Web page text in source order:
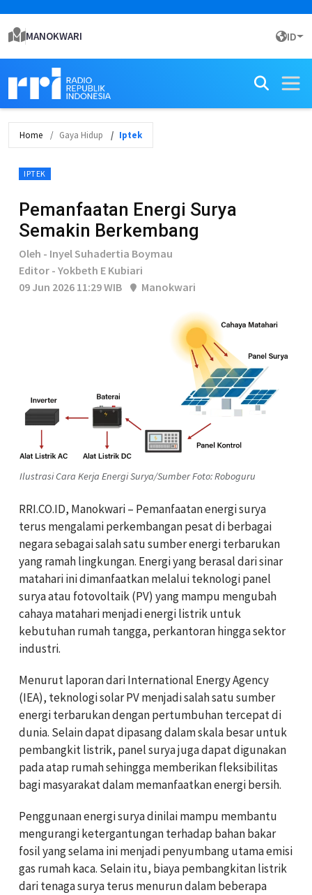
MANOKWARI ID
Home Gaya Hidup Iptek
IPTEK
Pemanfaatan Energi Surya
Semakin Berkembang
Oleh - Inyel Suhadertia Boymau
Editor - Yokbeth E Kubiari
09 Jun 2026 11:29 WIB
Manokwari
Ilustrasi Cara Kerja Energi Surya/Sumber Foto: Roboguru
RRI.CO.ID, Manokwari – Pemanfaatan energi surya
terus mengalami perkembangan pesat di berbagai
negara sebagai salah satu sumber energi terbarukan
yang ramah lingkungan. Energi yang berasal dari sinar
matahari ini dimanfaatkan melalui teknologi panel
surya atau fotovoltaik (PV) yang mampu mengubah
cahaya matahari menjadi energi listrik untuk
kebutuhan rumah tangga, perkantoran hingga sektor
industri.
Menurut laporan dari International Energy Agency
(IEA), teknologi solar PV menjadi salah satu sumber
energi terbarukan dengan pertumbuhan tercepat di
dunia. Selain dapat dipasang dalam skala besar untuk
pembangkit listrik, panel surya juga dapat digunakan
pada atap rumah sehingga memberikan fleksibilitas
bagi masyarakat dalam memanfaatkan energi bersih.
Penggunaan energi surya dinilai mampu membantu
mengurangi ketergantungan terhadap bahan bakar
fosil yang selama ini menjadi penyumbang utama emisi
gas rumah kaca. Selain itu, biaya pembangkitan listrik
dari tenaga surya terus menurun dalam beberapa